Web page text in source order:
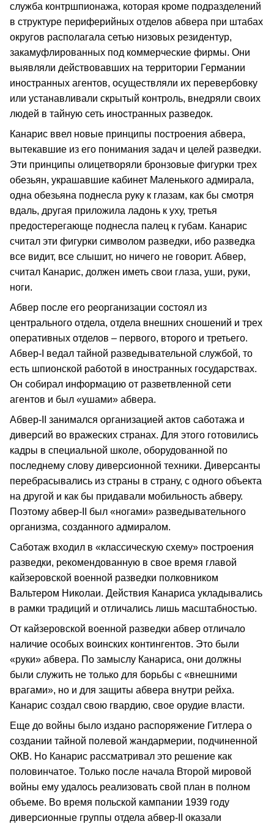
служба контршпионажа, которая кроме подразделений
в структуре периферийных отделов абвера при штабах
округов располагала сетью низовых резидентур,
закамуфлированных под коммерческие фирмы. Они
выявляли действовавших на территории Германии
иностранных агентов, осуществляли их перевербовку
или устанавливали скрытый контроль, внедряли своих
людей в тайную сеть иностранных разведок.
Канарис ввел новые принципы построения абвера,
вытекавшие из его понимания задач и целей разведки.
Эти принципы олицетворяли бронзовые фигурки трех
обезьян, украшавшие кабинет Маленького адмирала,
одна обезьяна поднесла руку к глазам, как бы смотря
вдаль, другая приложила ладонь к уху, третья
предостерегающе поднесла палец к губам. Канарис
считал эти фигурки символом разведки, ибо разведка
все видит, все слышит, но ничего не говорит. Абвер,
считал Канарис, должен иметь свои глаза, уши, руки,
ноги.
Абвер после его реорганизации состоял из
центрального отдела, отдела внешних сношений и трех
оперативных отделов – первого, второго и третьего.
Абвер-I ведал тайной разведывательной службой, то
есть шпионской работой в иностранных государствах.
Он собирал информацию от разветвленной сети
агентов и был «ушами» абвера.
Абвер-II занимался организацией актов саботажа и
диверсий во вражеских странах. Для этого готовились
кадры в специальной школе, оборудованной по
последнему слову диверсионной техники. Диверсанты
перебрасывались из страны в страну, с одного объекта
на другой и как бы придавали мобильность абверу.
Поэтому абвер-II был «ногами» разведывательного
организма, созданного адмиралом.
Саботаж входил в «классическую схему» построения
разведки, рекомендованную в свое время главой
кайзеровской военной разведки полковником
Вальтером Николаи. Действия Канариса укладывались
в рамки традиций и отличались лишь масштабностью.
От кайзеровской военной разведки абвер отличало
наличие особых воинских контингентов. Это были
«руки» абвера. По замыслу Канариса, они должны
были служить не только для борьбы с «внешними
врагами», но и для защиты абвера внутри рейха.
Канарис создал свою гвардию, свое орудие власти.
Еще до войны было издано распоряжение Гитлера о
создании тайной полевой жандармерии, подчиненной
ОКВ. Но Канарис рассматривал это решение как
половинчатое. Только после начала Второй мировой
войны ему удалось реализовать свой план в полном
объеме. Во время польской кампании 1939 году
диверсионные группы отдела абвер-II оказали